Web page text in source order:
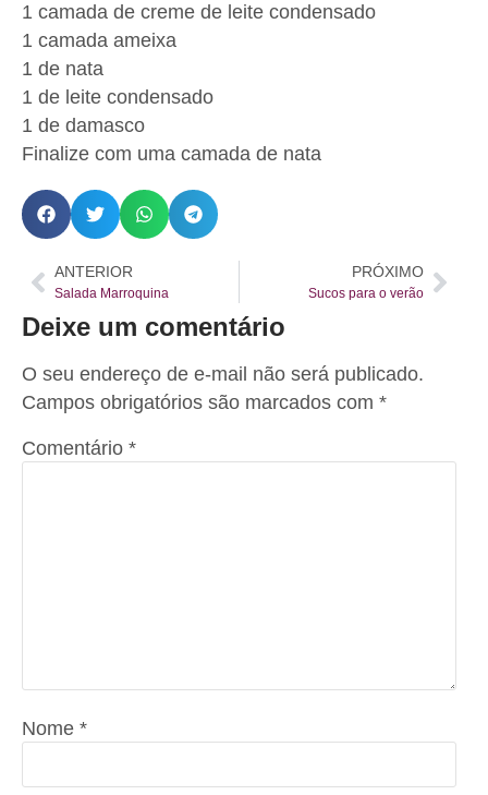
1 camada de creme de leite condensado
1 camada ameixa
1 de nata
1 de leite condensado
1 de damasco
Finalize com uma camada de nata
ANTERIOR
Salada Marroquina
PRÓXIMO
Sucos para o verão
Deixe um comentário
O seu endereço de e-mail não será publicado.
Campos obrigatórios são marcados com *
Comentário *
Nome *